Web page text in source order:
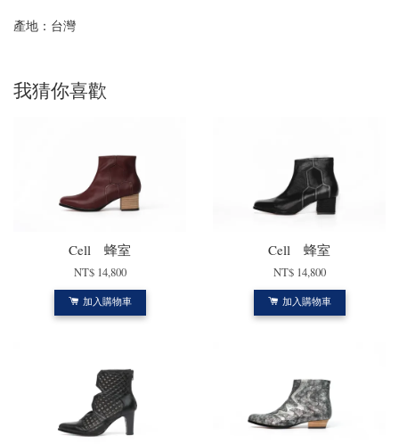
產地：台灣
我猜你喜歡
Cell 蜂室
NT$ 14,800
加入購物車
Cell 蜂室
NT$ 14,800
加入購物車